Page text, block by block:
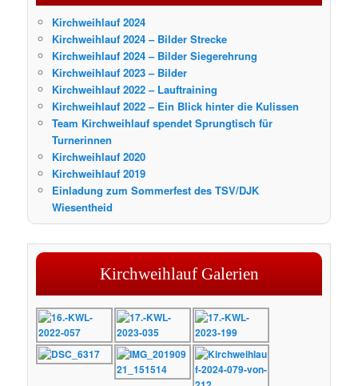
Kirchweihlauf 2024
Kirchweihlauf 2024 – Bilder Strecke
Kirchweihlauf 2024 – Bilder Siegerehrung
Kirchweihlauf 2023 – Bilder
Kirchweihlauf 2022 – Lauftraining
Kirchweihlauf 2022 – Ein Blick hinter die Kulissen
Team Kirchweihlauf spendet Sprungtisch für
Turnerinnen
Kirchweihlauf 2020
Kirchweihlauf 2019
Einladung zum Sommerfest des TSV/DJK
Wiesentheid
Kirchweihlauf Galerien